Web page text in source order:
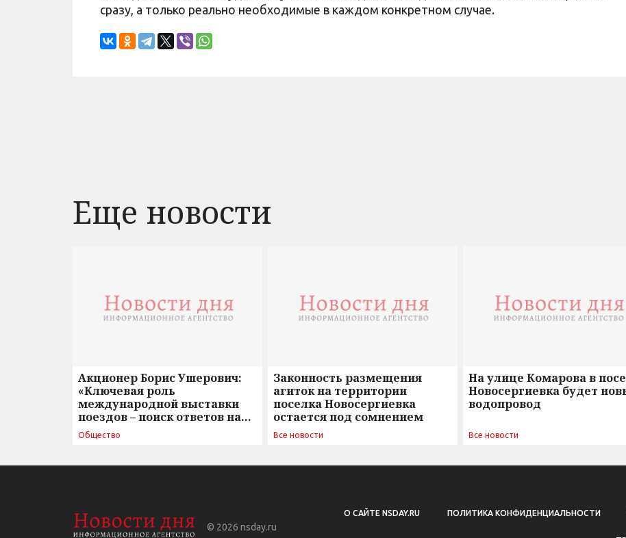
сразу, а только реально необходимые в каждом конкретном случае.
Еще новости
Акционер Борис Ушерович:
«Ключевая роль
международной выставки
поездов – поиск ответов на
вызовы времени»
Общество
Законность размещения
агиток на территории
поселка Новосергиевка
остается под сомнением
Все новости
На улице Комарова в
Новосергиевка будет
водопровод
Все новости
© 2026 nsday.ru
О САЙТЕ NSDAY.RU ПОЛИТИКА КОНФИДЕНЦИАЛЬНОСТИ